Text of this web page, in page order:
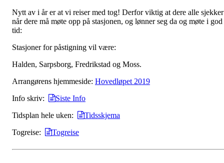
Nytt av i år er at vi reiser med tog! Derfor viktig at dere alle sjekker
når dere må møte opp på stasjonen, og lønner seg da og møte i god
tid:
Stasjoner for påstigning vil være:
Halden, Sarpsborg, Fredrikstad og Moss.
Arrangørens hjemmeside: Hovedløpet 2019
Info skriv:
Siste Info
Tidsplan hele uken:
Tidsskjema
Togreise:
Togreise